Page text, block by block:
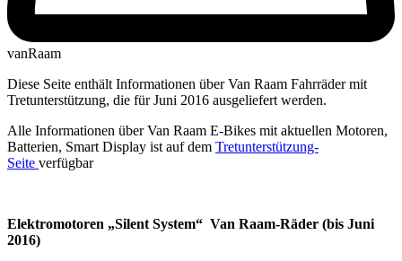
vanRaam
Diese Seite enthält Informationen über Van Raam Fahrräder mit
Tretunterstützung, die für Juni 2016 ausgeliefert werden.
Alle Informationen über Van Raam E-Bikes mit aktuellen Motoren,
Batterien, Smart Display ist auf dem Tretunterstützung-
Seite verfügbar
Elektromotoren „Silent System“ Van Raam-Räder (bis Juni
2016)